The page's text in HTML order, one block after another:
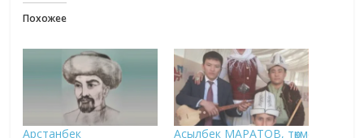
Похожее
Арстанбек
Асылбек МАРАТОВ, төкмө